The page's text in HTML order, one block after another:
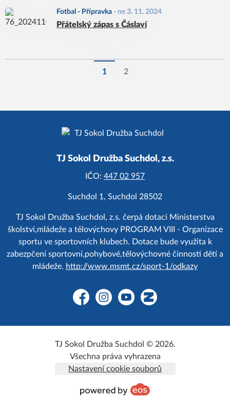
Fotbal - Přípravka - ne 3. 11. 2024
Přátelský zápas s Čáslaví
1 2
TJ Sokol Družba Suchdol, z.s.
IČO: 447 02 957
Suchdol 1, Suchdol 28502
TJ Sokol Družba Suchdol, z.s. čerpá dotaci Ministerstva
školství,mládeže a tělovýchovy PROGRAM VIII - Organizace
sportu ve sportovních klubech. Dotace bude využita k
zabezpčení sportovní,pohybové,tělovýchovné činnosti dětí a
mládeže. http://www.msmt.cz/sport-1/odkazy
FacebookInstagramYouTubeZonerama
TJ Sokol Družba Suchdol © 2026.
Všechna práva vyhrazena
Nastavení cookie souborů